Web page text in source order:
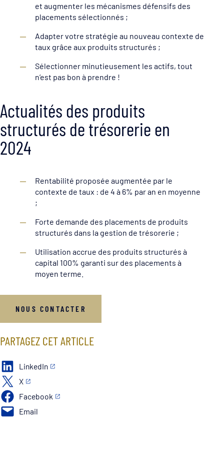
et augmenter les mécanismes défensifs des
placements sélectionnés ;
Adapter votre stratégie au nouveau contexte de
taux grâce aux produits structurés ;
Sélectionner minutieusement les actifs, tout
n’est pas bon à prendre !
Actualités des produits
structurés de trésorerie en
2024
Rentabilité proposée augmentée par le
contexte de taux : de 4 à 6% par an en moyenne
;
Forte demande des placements de produits
structurés dans la gestion de trésorerie ;
Utilisation accrue des produits structurés à
capital 100% garanti sur des placements à
moyen terme.
NOUS CONTACTER
PARTAGEZ CET ARTICLE
LinkedIn
X
Facebook
Email